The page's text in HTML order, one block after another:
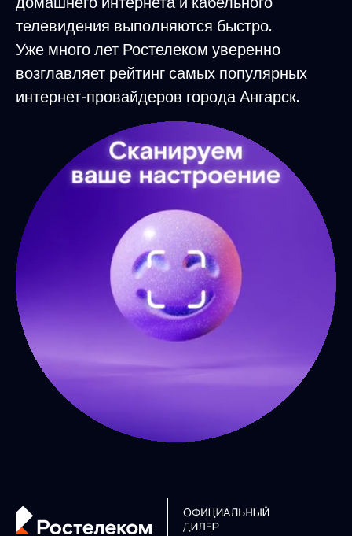
телевидения выполняются быстро.
Уже много лет Ростелеком уверенно
возглавляет рейтинг самых популярных
интернет-провайдеров города Ангарск.